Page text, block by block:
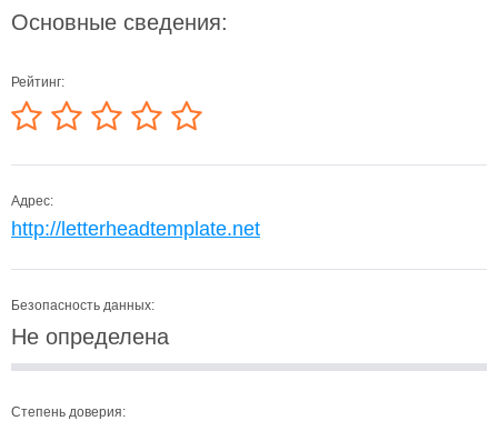
Основные сведения:
Рейтинг:
Адрес:
http://letterheadtemplate.net
Безопасность данных:
Не определена
Степень доверия: